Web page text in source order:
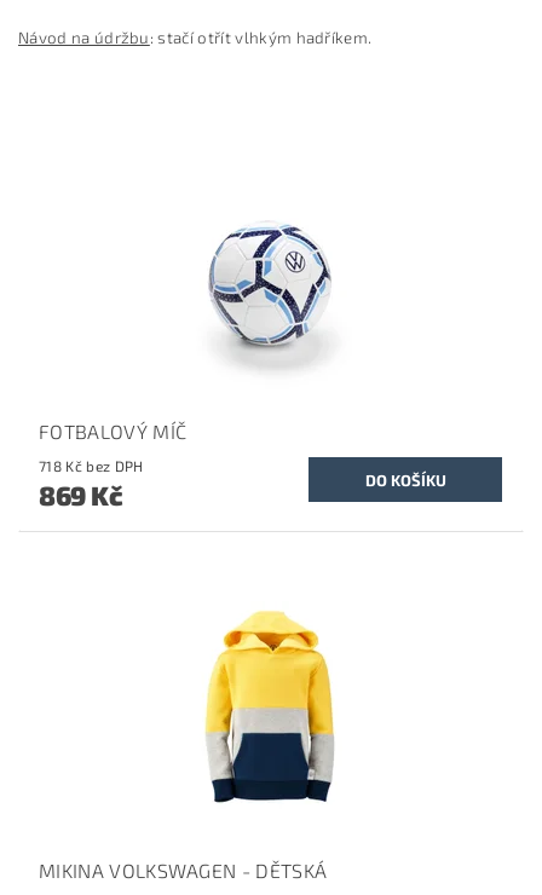
Návod na údržbu: stačí otřít vlhkým hadříkem.
FOTBALOVÝ MÍČ
718 Kč bez DPH
869 Kč
MIKINA VOLKSWAGEN - DĚTSKÁ